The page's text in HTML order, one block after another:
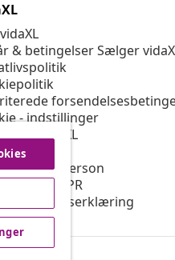
& betingelser Sælger
- indstillinger
for vidaXL
person
for EPR